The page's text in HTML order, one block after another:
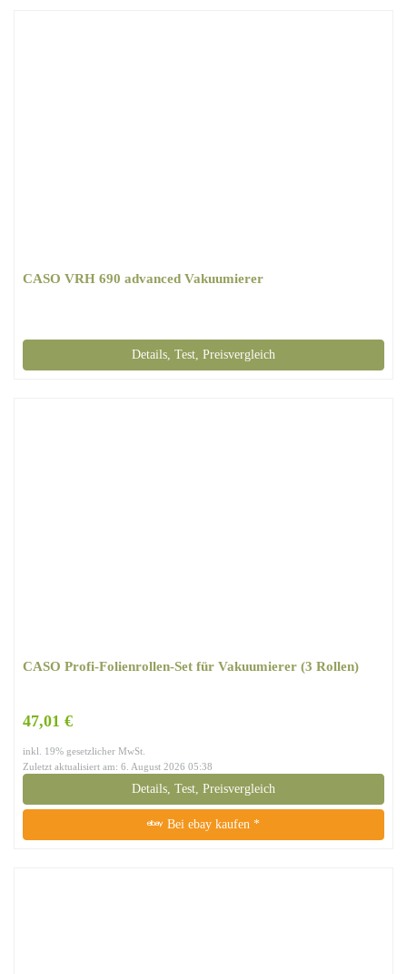
CASO VRH 690 advanced Vakuumierer
Details, Test, Preisvergleich
CASO Profi-Folienrollen-Set für Vakuumierer (3 Rollen)
47,01 €
inkl. 19% gesetzlicher MwSt.
Zuletzt aktualisiert am: 6. August 2026 05:38
Details, Test, Preisvergleich
Bei ebay kaufen *